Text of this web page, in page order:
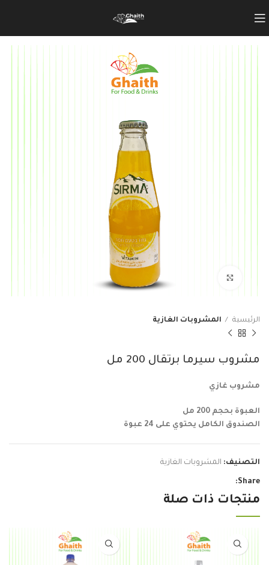
الرئيسية المشروبات الغازية
مشروب سيرما برتقال 200 مل
مشروب غازي
العبوة بحجم 200 مل
الصندوق الكامل يحتوي على 24 عبوة
التصنيف: المشروبات الغازية
Share:
منتجات ذات صلة